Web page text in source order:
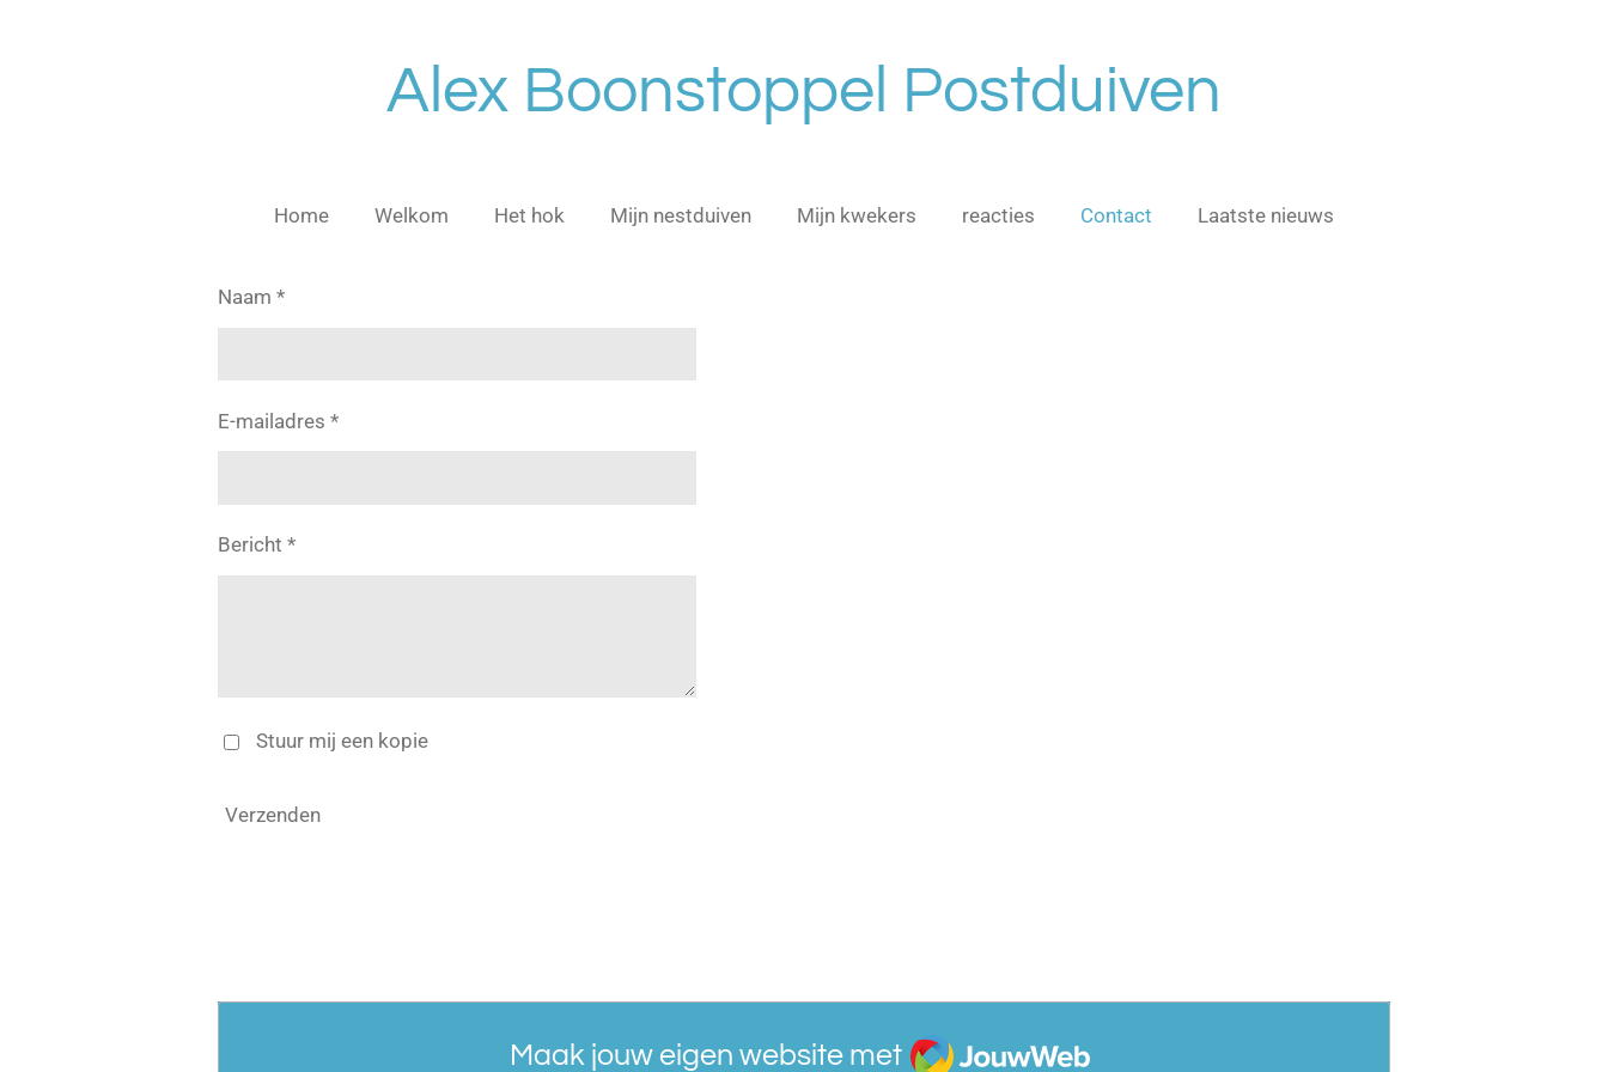
Alex Boonstoppel Postduiven
Home Welkom Het hok Mijn nestduiven Mijn kwekers reacties Contact Laatste nieuws
Naam *
E-mailadres *
Bericht *
Stuur mij een kopie
Verzenden
Maak jouw eigen website met
JouwWeb